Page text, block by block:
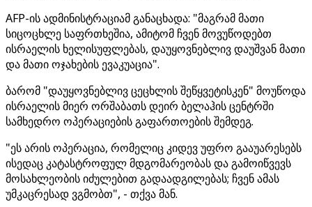
AFP-ის ადმინისტრაციამ განაცხადა: "მაგრამ მათი
სიცოცხლე საფრთხეშია, ამიტომ ჩვენ მოვუწოდებთ
ისრაელის ხელისუფლებას, დაუყოვნებლივ დაუშვან მათი
და მათი ოჯახების ევაკუაცია".
ბარომ "დაუყოვნებლივ ცეცხლის შეწყვეტისკენ" მოუწოდა
ისრაელის მიერ ორშაბათს დეირ ბელაჰის ცენტრში
სამხედრო ოპერაციების გაფართოების შემდეგ.
"ეს არის ოპერაცია, რომელიც კიდევ უფრო გააუარესებს
ისედაც კატასტროფულ მდგომარეობას და გამოიწვევს
მოსახლეობის იძულებით გადაადგილებას; ჩვენ ამას
უმკაცრესად ვგმობთ", - თქვა მან.